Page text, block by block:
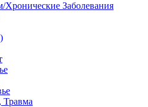
Заболевания
Травма